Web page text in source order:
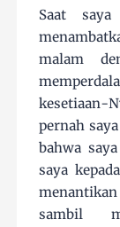
Saat
malam
kesetiaan-
pernah
bahwa
saya
sambil